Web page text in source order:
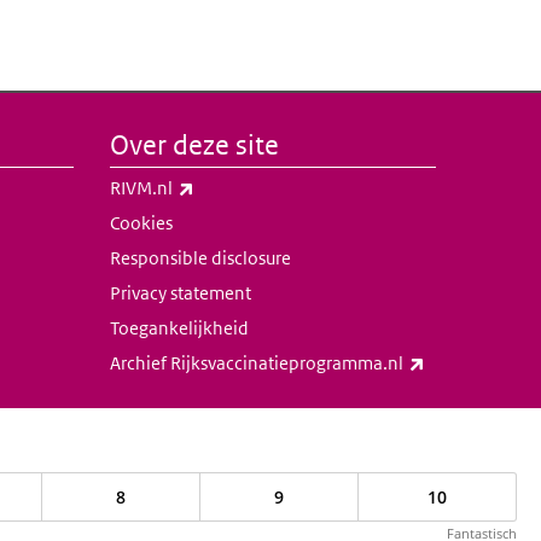
Over deze site
RIVM.nl
Cookies
Responsible disclosure
Privacy statement
Toegankelijkheid
Archief Rijksvaccinatieprogramma.nl
8 9 10
Fantastisch